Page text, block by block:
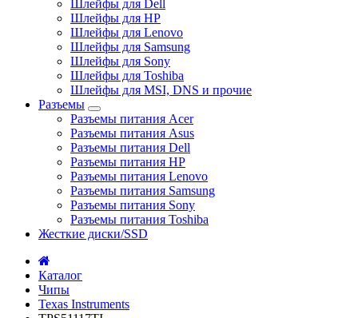
Шлейфы для Dell
Шлейфы для HP
Шлейфы для Lenovo
Шлейфы для Samsung
Шлейфы для Sony
Шлейфы для Toshiba
Шлейфы для MSI, DNS и прочие
Разъемы
Разъемы питания Acer
Разъемы питания Asus
Разъемы питания Dell
Разъемы питания HP
Разъемы питания Lenovo
Разъемы питания Samsung
Разъемы питания Sony
Разъемы питания Toshiba
Жесткие диски/SSD
Каталог
Чипы
Texas Instruments